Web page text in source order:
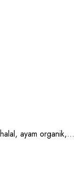
ayam organik,...